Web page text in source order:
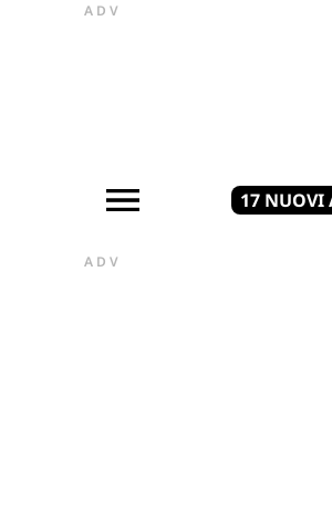
ADV
17 NUOVI
ADV